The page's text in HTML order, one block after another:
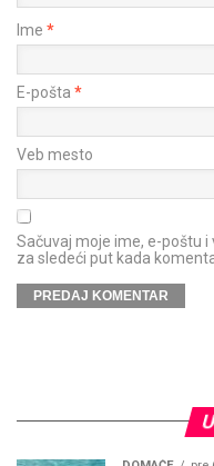
Ime *
E-pošta *
Veb mesto
Sačuvaj moje ime, e-poštu
za sledeći put kada